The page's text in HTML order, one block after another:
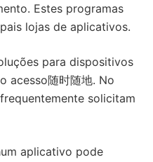
Estes programas
lojas de aplicativos.
para dispositivos
acesso随时随地. No
solicitam
aplicativo pode